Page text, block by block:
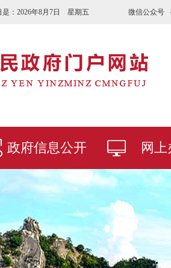
微信公众号
： 2026年8月7日 星期五
政府信息公开 网